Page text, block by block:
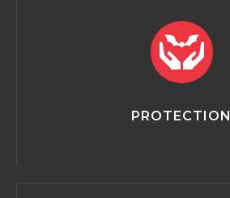
PROTECTION